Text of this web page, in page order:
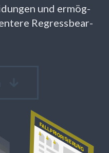
und er­mög­
Re­gress­be­ar­